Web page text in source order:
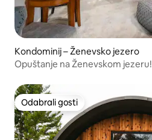
Kondominij – Ženevsko jezero
Opuštanje na Ženevskom jezeru!
Odabrali gosti
Odabrali gosti